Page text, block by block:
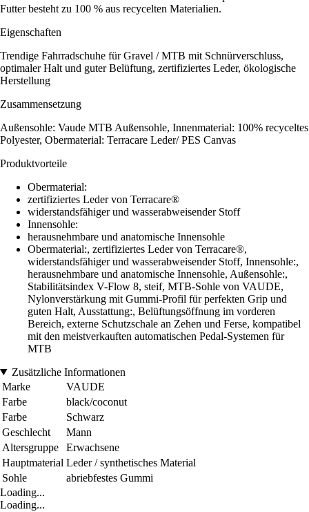
Futter besteht zu 100 % aus recycelten Materialien.
Eigenschaften
Trendige Fahrradschuhe für Gravel / MTB mit Schnürverschluss,
optimaler Halt und guter Belüftung, zertifiziertes Leder, ökologische
Herstellung
Zusammensetzung
Außensohle: Vaude MTB Außensohle, Innenmaterial: 100% recyceltes
Polyester, Obermaterial: Terracare Leder/ PES Canvas
Produktvorteile
Obermaterial:
zertifiziertes Leder von Terracare®
widerstandsfähiger und wasserabweisender Stoff
Innensohle:
herausnehmbare und anatomische Innensohle
Obermaterial:, zertifiziertes Leder von Terracare®,
widerstandsfähiger und wasserabweisender Stoff, Innensohle:,
herausnehmbare und anatomische Innensohle, Außensohle:,
Stabilitätsindex V-Flow 8, steif, MTB-Sohle von VAUDE,
Nylonverstärkung mit Gummi-Profil für perfekten Grip und
guten Halt, Ausstattung:, Belüftungsöffnung im vorderen
Bereich, externe Schutzschale an Zehen und Ferse, kompatibel
mit den meistverkauften automatischen Pedal-Systemen für
MTB
Zusätzliche Informationen
Marke
VAUDE
Farbe
black/coconut
Farbe
Schwarz
Geschlecht
Mann
Altersgruppe
Erwachsene
Hauptmaterial Leder / synthetisches Material
Sohle
abriebfestes Gummi
Loading...
Loading...